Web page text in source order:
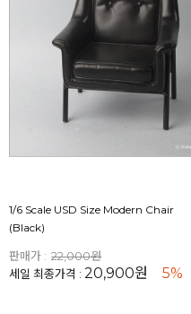
1/6 Scale USD Size Modern Chair
(Black)
판매가 : 22,000원
세일 최종가격 :20,900원 5%